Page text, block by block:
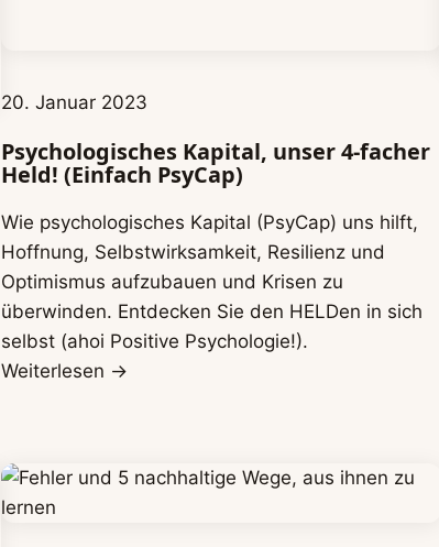
20. Januar 2023
Psychologisches Kapital, unser 4-facher
Held! (Einfach PsyCap)
Wie psychologisches Kapital (PsyCap) uns hilft,
Hoffnung, Selbstwirksamkeit, Resilienz und
Optimismus aufzubauen und Krisen zu
überwinden. Entdecken Sie den HELDen in sich
selbst (ahoi Positive Psychologie!).
Weiterlesen →